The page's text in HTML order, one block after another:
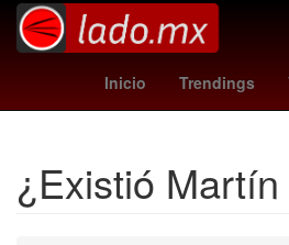
Inicio Trendings
Dólar estadounidense
¿Existió